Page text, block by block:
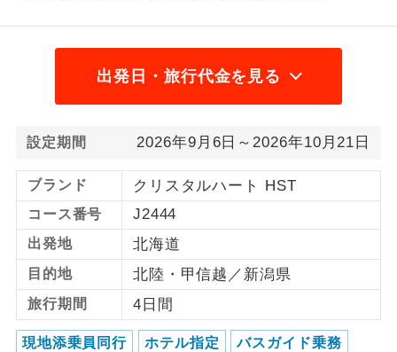
出発日・旅行代金を見る
設定期間 2026年9月6日～2026年10月21日
ブランド クリスタルハート HST
コース番号 J2444
出発地 北海道
目的地 北陸・甲信越／新潟県
旅行期間 4日間
現地添乗員同行 ホテル指定 バスガイド乗務
ホン
1名様催行
1名様から出発可能な個人型プランで
2名様催行
す。
おひとり様参
加限定
おひとり様限定でご参加いただけるコー
スです。
1名様1室同代
金
1名様1室利用でも追加料金がかからない
コースです。
ご夫婦限定
ご夫婦限定でご参加いただけるコースで
す。